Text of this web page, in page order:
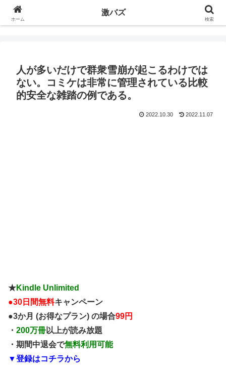
人が多いだけで群衆雪崩が起こるわけでは
ない。コミケは非常に管理されている比較
的安全な雑踏の例である。
2022.10.30 2022.11.07
★Kindle Unlimited
●30日間無料キャンペーン
●3か月 (お得なプラン) の場合99円
・ 200万冊以上が読み放題
・期間中退会で無料利用可能
▼登録はコチラから
ホーム
激バズ
検索